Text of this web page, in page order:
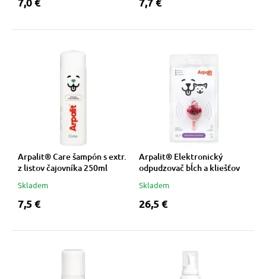
Arpalit® Care šampón s extr.
z listov čajovníka 250ml
Skladem
7,5 €
Arpalit® Elektronický
odpudzovač bĺch a kliešťov
Skladem
26,5 €